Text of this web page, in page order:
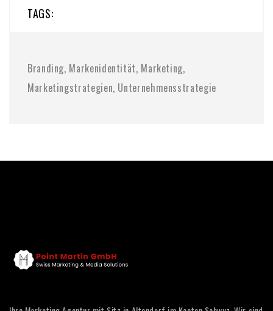
TAGS:
Branding, Markenidentität, Marketing,
Marketingstrategien, Unternehmensstrategie